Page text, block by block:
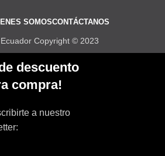
SOMOSCONTÁCTANOS
Copyright © 2023
descuento
compra!
a nuestro